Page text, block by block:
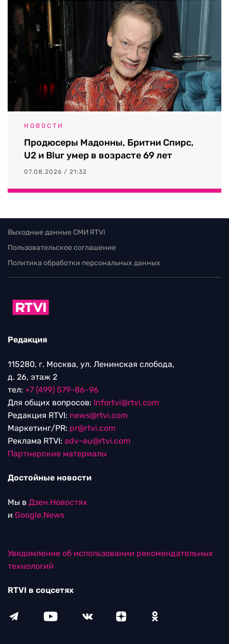
НОВОСТИ
Продюсеры Мадонны, Бритни Спирс,
U2 и Blur умер в возрасте 69 лет
07.08.2026 / 21:32
Выходные данные СМИ RTVI
Пользовательское соглашение
Политика обработки персональных данных
Редакция
115280, г. Москва, ул. Ленинская слобода,
д. 26, этаж 2
тел: +7 (499) 579-86-96
Для общих вопросов: Infortvi@rtvi.com
Редакция RTVI: news@rtvi.com
Маркетинг/PR: pr@rtvi.com
Реклама RTVI: adv-eu@rtvi.com
Партнерские материалы
Достойные новости
Мы в Дзен.Новостях
и Google.News
Уведомление об использовании рекомендательных
технологий
RTVI в соцсетях